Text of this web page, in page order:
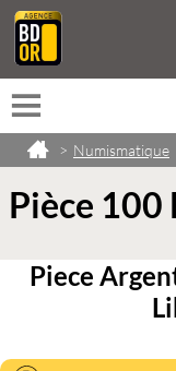
> Numismatique
Pièce 100
Piece